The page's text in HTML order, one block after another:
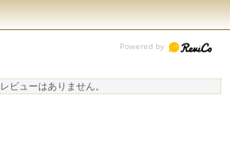
レビューはありません。